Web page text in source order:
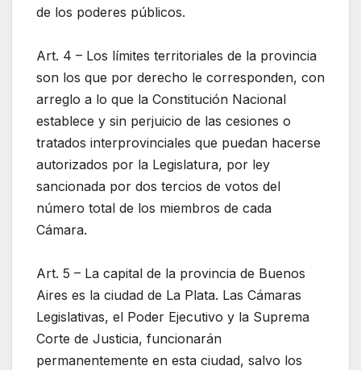
de los poderes públicos.
Art. 4 – Los límites territoriales de la provincia
son los que por derecho le corresponden, con
arreglo a lo que la Constitución Nacional
establece y sin perjuicio de las cesiones o
tratados interprovinciales que puedan hacerse
autorizados por la Legislatura, por ley
sancionada por dos tercios de votos del
número total de los miembros de cada
Cámara.
Art. 5 – La capital de la provincia de Buenos
Aires es la ciudad de La Plata. Las Cámaras
Legislativas, el Poder Ejecutivo y la Suprema
Corte de Justicia, funcionarán
permanentemente en esta ciudad, salvo los